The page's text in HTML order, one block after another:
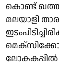
കൊണ്ട്
മലയാളി